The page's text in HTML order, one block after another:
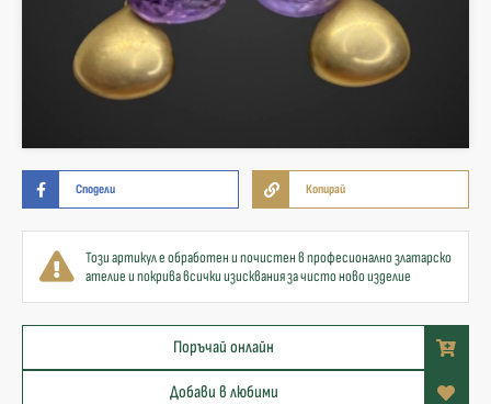
Сподели Копирай
Този артикул е обработен и почистен в професионално златарско
ателие и покрива всички изисквания за чисто ново изделие
Поръчай онлайн
Добави в любими